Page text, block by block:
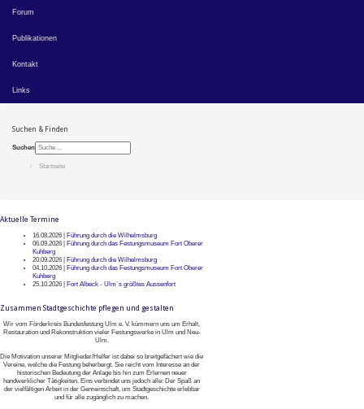
Forum
Publikationen
Kontakt
Links
Suchen & Finden
Suchen
Startseite
Aktuelle Termine
16.08.2026 |
Führung durch die Wilhelmsburg
06.09.2026 |
Führung durch das Festungsmuseum Fort Oberer
Kuhberg
20.09.2026 |
Führung durch die Wilhelmsburg
04.10.2026 |
Führung durch das Festungsmuseum Fort Oberer
Kuhberg
25.10.2026 |
Fort Albeck - Ulm`s größtes Aussenfort
Zusammen Stadtgeschichte pflegen und gestalten
Wir vom Förderkreis Bundesfestung Ulm e. V. kümmern uns um Erhalt,
Restauration und Rekonstruktion vieler Festungswerke in Ulm und Neu-
Ulm.
Die Motivation unserer Mitglieder/Helfer ist dabei so breitgefächert wie die
Vereine, welche die Festung beherbergt. Sie reicht vom Interesse an der
historischen Bedeutung der Anlage bis hin zum Erlernen neuer
handwerklicher Tätigkeiten. Eins verbindet uns jedoch alle: Der Spaß an
der vielfältigen Arbeit in der Gemeinschaft, um Stadtgeschichte erlebbar
und für alle zugänglich zu machen.